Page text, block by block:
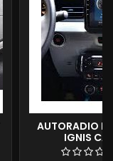
AUTORADIO
IGNIS